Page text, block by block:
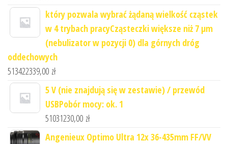
który pozwala wybrać żądaną wielkość cząstek
w 4 trybach pracyCząsteczki większe niż 7 μm
(nebulizator w pozycji 0) dla górnych dróg
oddechowych
513422339,00 zł
5 V (nie znajdują się w zestawie) / przewód
USBPobór mocy: ok. 1
51031230,00 zł
Angenieux Optimo Ultra 12x 36-435mm FF/VV